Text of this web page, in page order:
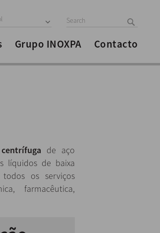
Grupo INOXPA Contacto
de aço
líquidos de baixa
os serviços
farmacêutica,